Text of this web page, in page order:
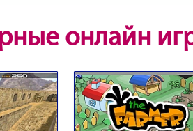
онлайн